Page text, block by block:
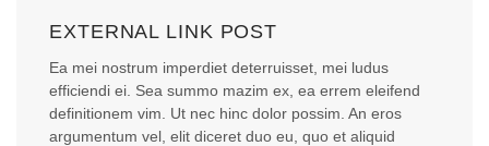
EXTERNAL LINK POST
Ea mei nostrum imperdiet deterruisset, mei ludus
efficiendi ei. Sea summo mazim ex, ea errem eleifend
definitionem vim. Ut nec hinc dolor possim. An eros
argumentum vel, elit diceret duo eu, quo et aliquid